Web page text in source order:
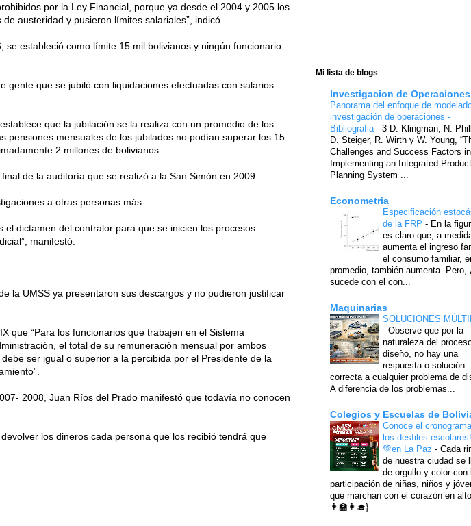
por la Ley Financial, porque ya desde el 2004 y 2005 los
austeridad y pusieron límites salariales”, indicó.
estableció como límite 15 mil bolivianos y ningún funcionario
gente que se jubiló con liquidaciones efectuadas con salarios
que la jubilación se la realiza con un promedio de los
pensiones mensuales de los jubilados no podían superar los 15
2 millones de bolivianos.
de la auditoría que se realizó a la San Simón en 2009.
a otras personas más.
dictamen del contralor para que se inicien los procesos
manifestó.
la UMSS ya presentaron sus descargos y no pudieron justificar
que “Para los funcionarios que trabajen en el Sistema
el total de su remuneración mensual por ambos
ser igual o superior a la percibida por el Presidente de la
2008, Juan Ríos del Prado manifestó que todavía no conocen
los dineros cada persona que los recibió tendrá que
Mi lista de blogs
Investigacion de Operaciones
Panorama del enfoque de
investigación de operaciones -
Bibliografia - 3 D. Klingman, N.
D. Steiger, R. Wirth y W. Young,
Challenges and Success Factors in
Implementing an Integrated
Planning System ...
Econometria
Especificación
de la FRP - En la
es claro que, a
aumenta el ingreso
el consumo familiar,
promedio, también aumenta. Pero,
sucede con el con...
Maquinarias
SOLUCIONES
- Observe que por la
naturaleza del
diseño, no hay una
respuesta o solución
correcta a cualquier problema de
A diferencia de los problemas...
Colegios y Escuelas de
Conoce el
los desfiles
💚en La Paz - Cada
de nuestra ciudad se
de orgullo y color con
participación de niñas, niños y
que marchan con el corazón en
👩‍🏫👨‍🎓} ...